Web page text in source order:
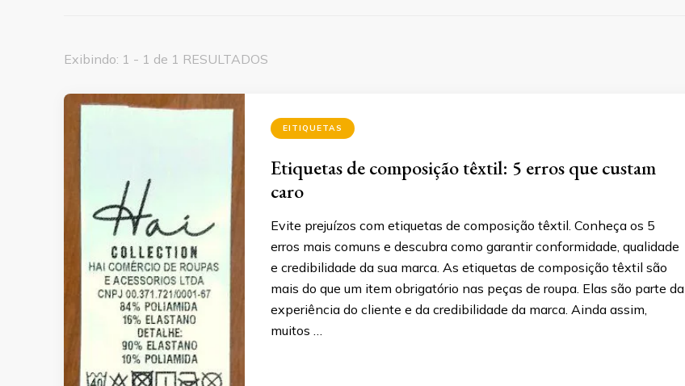
Exibindo: 1 - 1 de 1 RESULTADOS
EITIQUETAS
Etiquetas de composição têxtil: 5 erros que custam
caro
Evite prejuízos com etiquetas de composição têxtil. Conheça os 5
erros mais comuns e descubra como garantir conformidade, qualidade
e credibilidade da sua marca. As etiquetas de composição têxtil são
mais do que um item obrigatório nas peças de roupa. Elas são parte da
experiência do cliente e da credibilidade da marca. Ainda assim,
muitos …